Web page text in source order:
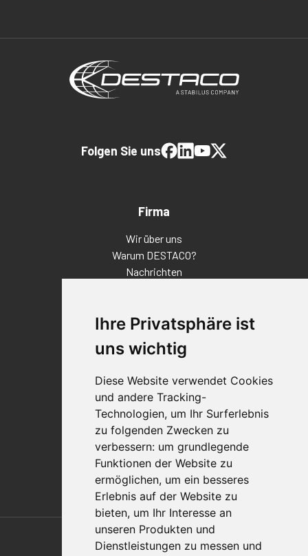
Ihre Privatsphäre ist
uns wichtig
Diese Website verwendet Cookies
und andere Tracking-
Technologien, um Ihr Surferlebnis
zu folgenden Zwecken zu
verbessern: um grundlegende
Funktionen der Website zu
ermöglichen, um ein besseres
Erlebnis auf der Website zu
bieten, um Ihr Interesse an
unseren Produkten und
Dienstleistungen zu messen und
Firma
Wir über uns
Warum DESTACO?
Nachrichten
Standorte
Qualitätsaussage
Kontakt
Vertriebspartnerfinder
Häufig gestellte Fragen
Datenschutz-Bestimmungen
Nutzungsbedingungen
Richtlinien/AGBs
Folgen Sie uns
Also of Interest